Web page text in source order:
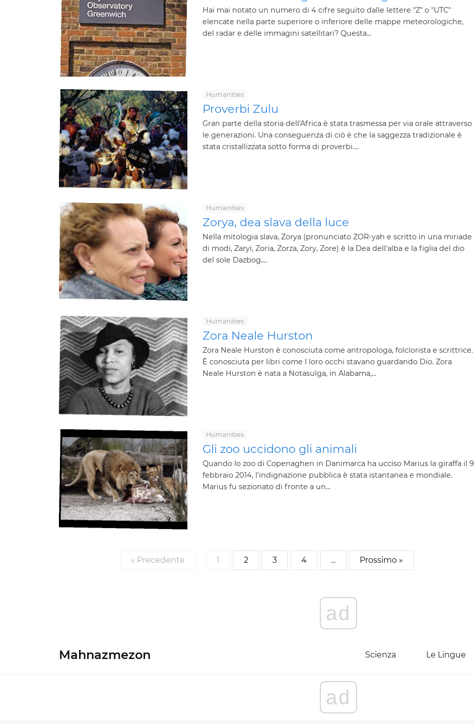
Hai mai notato un numero di 4 cifre seguito dalle lettere "Z" o "UTC"
elencate nella parte superiore o inferiore delle mappe meteorologiche,
del radar e delle immagini satellitari? Questa...
Humanities
Proverbi Zulu
Gran parte della storia dell'Africa è stata trasmessa per via orale attraverso
le generazioni. Una conseguenza di ciò è che la saggezza tradizionale è
stata cristallizzata sotto forma di proverbi....
Humanities
Zorya, dea slava della luce
Nella mitologia slava, Zorya (pronunciato ZOR-yah e scritto in una miriade
di modi, Zaryi, Zoria, Zorza, Zory, Zore) è la Dea dell'alba e la figlia del dio
del sole Dazbog....
Humanities
Zora Neale Hurston
Zora Neale Hurston è conosciuta come antropologa, folclorista e scrittrice.
È conosciuta per libri come I loro occhi stavano guardando Dio. Zora
Neale Hurston è nata a Notasulga, in Alabama,...
Humanities
Gli zoo uccidono gli animali
Quando lo zoo di Copenaghen in Danimarca ha ucciso Marius la giraffa il 9
febbraio 2014, l'indignazione pubblica è stata istantanea e mondiale.
Marius fu sezionato di fronte a un...
« Precedente 1 2 3 4 ... Prossimo »
ad
Mahnazmezon Scienza Le Lingue
ad